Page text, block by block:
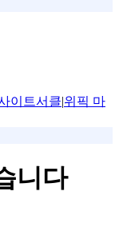
이트서클|위픽 마
니다